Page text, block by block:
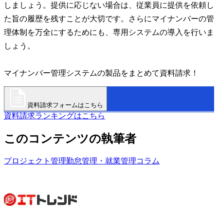
しましょう。提供に応じない場合は、従業員に提供を依頼し
た旨の履歴を残すことが大切です。さらにマイナンバーの管
理体制を万全にするためにも、専用システムの導入を行いま
しょう。
マイナンバー管理システムの製品をまとめて資料請求！
資料請求フォームはこちら
資料請求ランキングはこちら
このコンテンツの執筆者
プロジェクト管理勤怠管理・就業管理コラム